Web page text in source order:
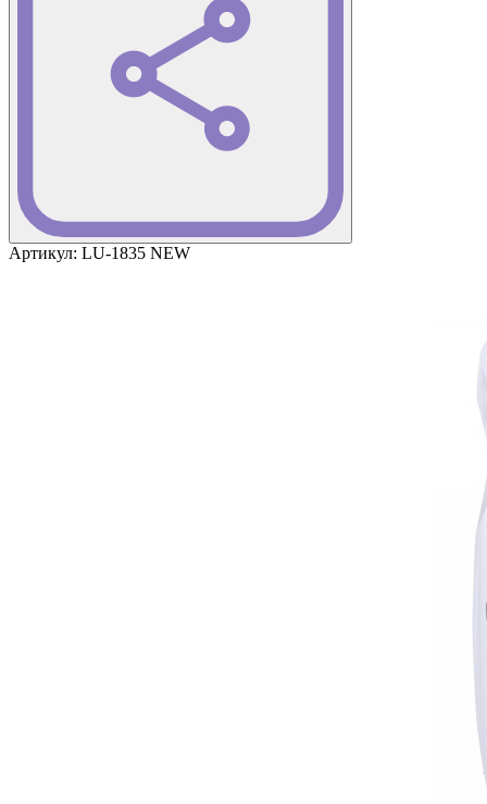
Артикул: LU-1835 NEW